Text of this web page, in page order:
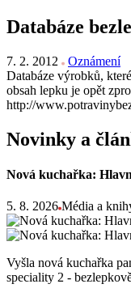
Databáze
7. 2. 2012
Oznámení
Databáze výrobků,
obsah lepku je opět
http://
Novinky a
Nová kuchařka:
5. 8. 2026 Média a
Vyšla nová kuchařka
speciality 2 -